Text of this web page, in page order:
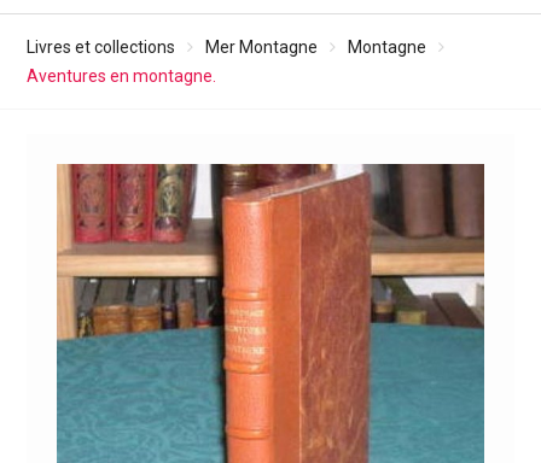
Livres et collections Mer Montagne
Montagne
Aventures en montagne.